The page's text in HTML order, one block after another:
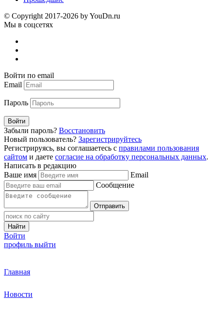
© Copyright 2017-2026 by YouDn.ru
Мы в соцсетях
Войти по email
Email
Пароль
Войти
Забыли пароль? Восстановить
Новый пользователь? Зарегистрируйтесь
Регистрируясь, вы соглашаетесь с правилами пользования
сайтом и даете согласие на обработку персональных данных.
Написать в редакцию
Ваше имя
Email
Сообщение
Отправить
Найти
Войти
профиль выйти
Главная
Новости